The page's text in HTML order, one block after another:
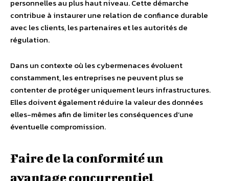
personnelles au plus haut niveau. Cette démarche
contribue à instaurer une relation de confiance durable
avec les clients, les partenaires et les autorités de
régulation.
Dans un contexte où les cybermenaces évoluent
constamment, les entreprises ne peuvent plus se
contenter de protéger uniquement leurs infrastructures.
Elles doivent également réduire la valeur des données
elles-mêmes afin de limiter les conséquences d’une
éventuelle compromission.
Faire de la conformité un
avantage concurrentiel